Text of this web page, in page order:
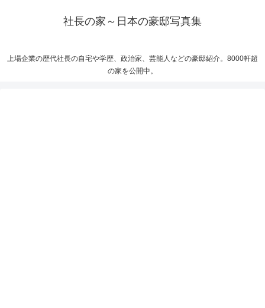
社長の家～日本の豪邸写真集
上場企業の歴代社長の自宅や学歴、政治家、芸能人などの豪邸紹介。8000軒超
の家を公開中。